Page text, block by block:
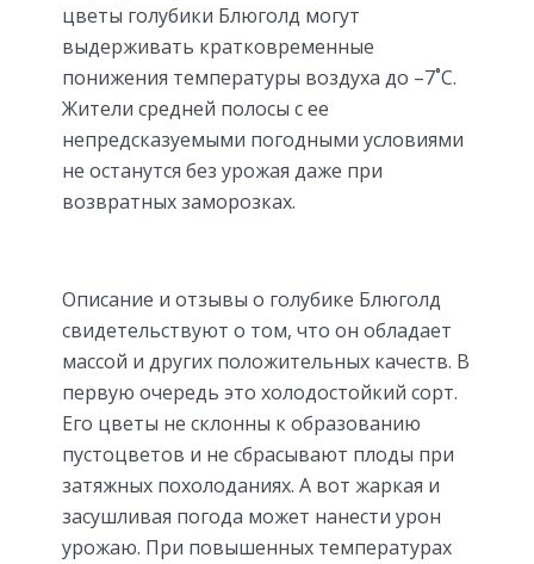
цветы голубики Блюголд могут
выдерживать кратковременные
понижения температуры воздуха до –7˚С.
Жители средней полосы с ее
непредсказуемыми погодными условиями
не останутся без урожая даже при
возвратных заморозках.
Описание и отзывы о голубике Блюголд
свидетельствуют о том, что он обладает
массой и других положительных качеств. В
первую очередь это холодостойкий сорт.
Его цветы не склонны к образованию
пустоцветов и не сбрасывают плоды при
затяжных похолоданиях. А вот жаркая и
засушливая погода может нанести урон
урожаю. При повышенных температурах